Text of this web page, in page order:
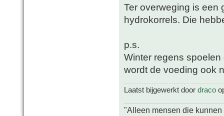
Ter overweging is een
hydrokorrels. Die
p.s.
Winter regens
wordt de voeding ook
Laatst bijgewerkt door draco
"Alleen mensen die